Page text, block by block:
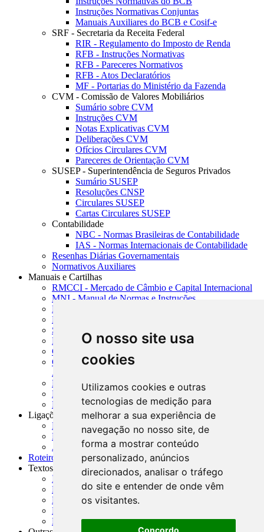
O nosso site usa
cookies
Utilizamos cookies e outras
tecnologias de medição para
melhorar a sua experiência de
navegação no nosso site, de
forma a mostrar conteúdo
personalizado, anúncios
direcionados, analisar o tráfego
do site e entender de onde vêm
os visitantes.
Concordo
Instruções Normativas Conjuntas
Manuais Auxiliares do BCB e Cosif-e
SRF - Secretaria da Receita Federal
RIR - Regulamento do Imposto de Renda
RFB - Instruções Normativas
RFB - Pareceres Normativos
RFB - Atos Declaratórios
MF - Portarias do Ministério da Fazenda
CVM - Comissão de Valores Mobiliários
Sumário sobre CVM
Instruções CVM
Notas Explicativas CVM
Deliberações CVM
Ofícios Circulares CVM
Pareceres de Orientação CVM
SUSEP - Superintendência de Seguros Privados
Sumário SUSEP
Resoluções CNSP
Circulares SUSEP
Cartas Circulares SUSEP
Contabilidade
NBC - Normas Brasileiras de Contabilidade
IAS - Normas Internacionais de Contabilidade
Resenhas Diárias Governamentais
Normativos Auxiliares
Manuais e Cartilhas
RMCCI - Mercado de Câmbio e Capital Internacional
MNI - Manual de Normas e Instruções
MTVM - Manual de Títulos e Valores Mobiliários
MCR - Manual de Crédito Rural
SISORF - Manual de Organização do SFN
MASUP - Manual de Supervisão Bancária
CADOC - Catálogo de Documentos
CNAE-CONCLA - Classificação Nacional de
Atividades Econômicas
PMF - Cartilhas do BCB
Manuais Auxiliares do BCB e Cosif-e
Resenhas Diárias Governamentais
Ligações Externas
Links Úteis
Presidência da República
Agências Nacionais Reguladoras
Roteiros para Estudos
Textos
Índice de Textos
Editorial
Monografias
Na Imprensa
Fórum de Discussão